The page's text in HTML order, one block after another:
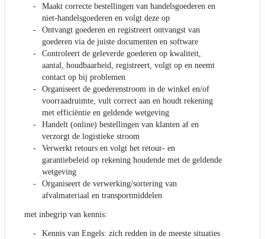
Maakt correcte bestellingen van handelsgoederen en
niet-handelsgoederen en volgt deze op
Ontvangt goederen en registreert ontvangst van
goederen via de juiste documenten en software
Controleert de geleverde goederen op kwaliteit,
aantal, houdbaarheid, registreert, volgt op en neemt
contact op bij problemen
Organiseert de goederenstroom in de winkel en/of
voorraadruimte, vult correct aan en houdt rekening
met efficiëntie en geldende wetgeving
Handelt (online) bestellingen van klanten af en
verzorgt de logistieke stroom
Verwerkt retours en volgt het retour- en
garantiebeleid op rekening houdende met de geldende
wetgeving
Organiseert de verwerking/sortering van
afvalmateriaal en transportmiddelen
met inbegrip van kennis:
Kennis van Engels: zich redden in de meeste situaties